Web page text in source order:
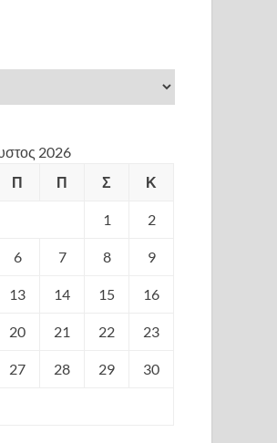
2026
Π Π Σ Κ
1 2
6 7 8 9
13 14 15 16
20 21 22 23
27 28 29 30